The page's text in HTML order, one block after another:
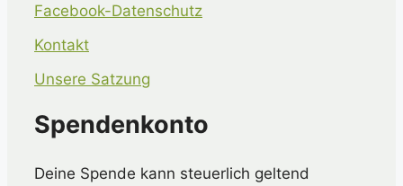
Facebook-Datenschutz
Kontakt
Unsere Satzung
Spendenkonto
Deine Spende kann steuerlich geltend